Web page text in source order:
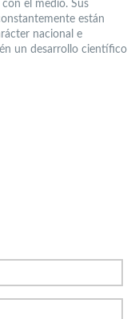
el medio. Sus
están
nacional e
un desarrollo científico